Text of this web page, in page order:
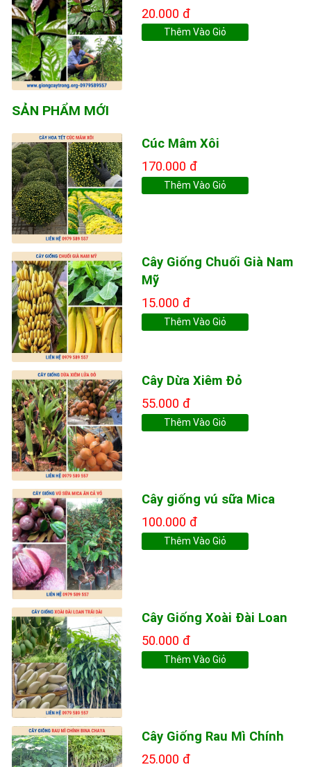
20.000 đ
Thêm Vào Giỏ
SẢN PHẨM MỚI
Cúc Mâm Xôi
170.000 đ
Thêm Vào Giỏ
Cây Giống Chuối Già Nam
Mỹ
15.000 đ
Thêm Vào Giỏ
Cây Dừa Xiêm Đỏ
55.000 đ
Thêm Vào Giỏ
Cây giống vú sữa Mica
100.000 đ
Thêm Vào Giỏ
Cây Giống Xoài Đài Loan
50.000 đ
Thêm Vào Giỏ
Cây Giống Rau Mì Chính
25.000 đ